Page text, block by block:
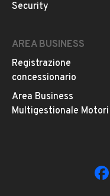
Security
AREA BUSINESS
Registrazione
concessionario
Area Business
Multigestionale Motori